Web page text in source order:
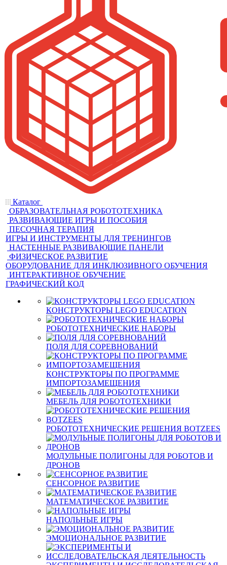
Каталог
ОБРАЗОВАТЕЛЬНАЯ РОБОТОТЕХНИКА
РАЗВИВАЮЩИЕ ИГРЫ И ПОСОБИЯ
ПЕСОЧНАЯ ТЕРАПИЯ
ИГРЫ И ИНСТРУМЕНТЫ ДЛЯ ТРЕНИНГОВ
НАСТЕННЫЕ РАЗВИВАЮЩИЕ ПАНЕЛИ
ФИЗИЧЕСКОЕ РАЗВИТИЕ
ОБОРУДОВАНИЕ ДЛЯ ИНКЛЮЗИВНОГО ОБУЧЕНИЯ
ИНТЕРАКТИВНОЕ ОБУЧЕНИЕ
ГРАФИЧЕСКИЙ КОД
КОНСТРУКТОРЫ LEGO EDUCATION
РОБОТОТЕХНИЧЕСКИЕ НАБОРЫ
ПОЛЯ ДЛЯ СОРЕВНОВАНИЙ
КОНСТРУКТОРЫ ПО ПРОГРАММЕ
ИМПОРТОЗАМЕЩЕНИЯ
МЕБЕЛЬ ДЛЯ РОБОТОТЕХНИКИ
РОБОТОТЕХНИЧЕСКИЕ РЕШЕНИЯ BOTZEES
МОДУЛЬНЫЕ ПОЛИГОНЫ ДЛЯ РОБОТОВ И
ДРОНОВ
СЕНСОРНОЕ РАЗВИТИЕ
МАТЕМАТИЧЕСКОЕ РАЗВИТИЕ
НАПОЛЬНЫЕ ИГРЫ
ЭМОЦИОНАЛЬНОЕ РАЗВИТИЕ